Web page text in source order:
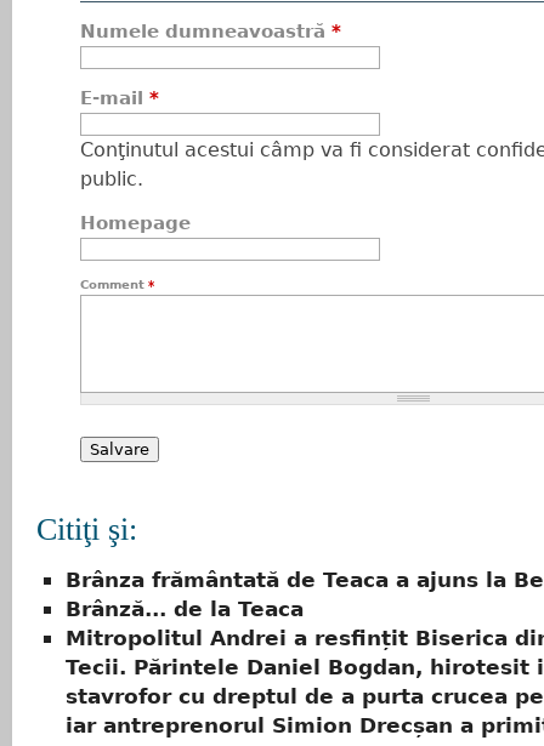
Numele dumneavoastră *
E-mail *
Conţinutul acestui câmp va fi considerat
public.
Homepage
Comment *
Citiţi şi:
Brânza frământată de Teaca a ajuns la
Brânză... de la Teaca
Mitropolitul Andrei a resfințit Biserica
Tecii. Părintele Daniel Bogdan, hirotesit
stavrofor cu dreptul de a purta crucea
iar antreprenorul Simion Drecșan a